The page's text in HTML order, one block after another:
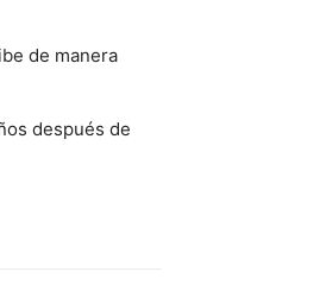
de manera
después de